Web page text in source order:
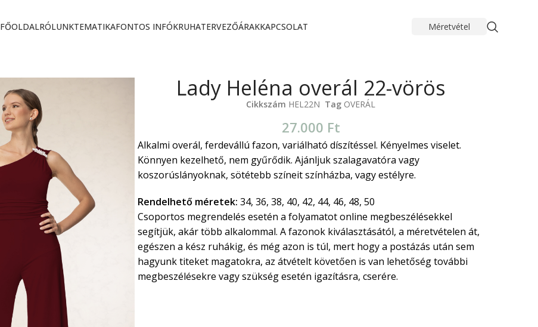
FŐOLDALRÓLUNKTEMATIKAFONTOS INFÓKRUHATERVEZŐÁRAKKAPCSOLAT Méretvétel
Lady Heléna overál 22-vörös
Cikkszám HEL22N Tag OVERÁL
27.000 Ft
Alkalmi overál, ferdevállú fazon, variálható díszítéssel. Kényelmes viselet.
Könnyen kezelhető, nem gyűrődik. Ajánljuk szalagavatóra vagy
koszorúslányoknak, sötétebb színeit színházba, vagy estélyre.
Rendelhető méretek: 34, 36, 38, 40, 42, 44, 46, 48, 50
Csoportos megrendelés esetén a folyamatot online megbeszélésekkel
segítjük, akár több alkalommal. A fazonok kiválasztásától, a méretvételen át,
egészen a kész ruhákig, és még azon is túl, mert hogy a postázás után sem
hagyunk titeket magatokra, az átvételt követően is van lehetőség további
megbeszélésekre vagy szükség esetén igazításra, cserére.